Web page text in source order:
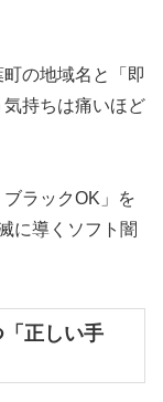
の地域名と「即
持ちは痛いほど
ラックOK」を
に導くソフト闇
正しい手